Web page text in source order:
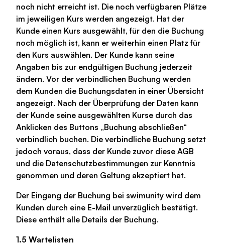
noch nicht erreicht ist. Die noch verfügbaren Plätze
im jeweiligen Kurs werden angezeigt. Hat der
Kunde einen Kurs ausgewählt, für den die Buchung
noch möglich ist, kann er weiterhin einen Platz für
den Kurs auswählen. Der Kunde kann seine
Angaben bis zur endgültigen Buchung jederzeit
ändern. Vor der verbindlichen Buchung werden
dem Kunden die Buchungsdaten in einer Übersicht
angezeigt. Nach der Überprüfung der Daten kann
der Kunde seine ausgewählten Kurse durch das
Anklicken des Buttons „Buchung abschließen“
verbindlich buchen. Die verbindliche Buchung setzt
jedoch voraus, dass der Kunde zuvor diese AGB
und die Datenschutzbestimmungen zur Kenntnis
genommen und deren Geltung akzeptiert hat.
Der Eingang der Buchung bei swimunity wird dem
Kunden durch eine E-Mail unverzüglich bestätigt.
Diese enthält alle Details der Buchung.
1.5 Wartelisten